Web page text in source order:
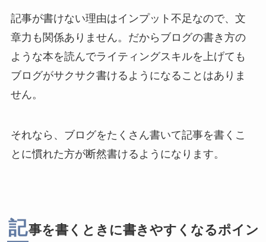
記事が書けない理由はインプット不足なので、文
章力も関係ありません。だからブログの書き方の
ような本を読んでライティングスキルを上げても
ブログがサクサク書けるようになることはありま
せん。
それなら、ブログをたくさん書いて記事を書くこ
とに慣れた方が断然書けるようになります。
記事を書くときに書きやすくなるポイン